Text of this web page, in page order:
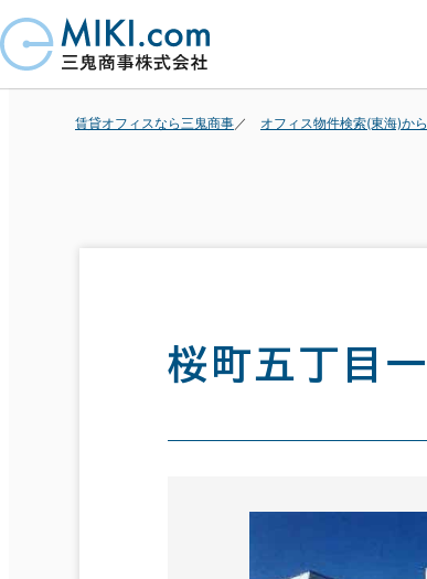
賃貸オフィスなら三鬼商事 オフィス物件検索(東海)か
桜町五丁目